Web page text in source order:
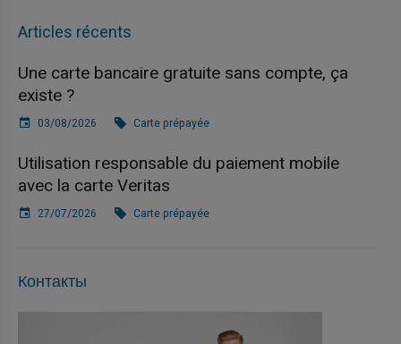
Articles récents
Une carte bancaire gratuite sans compte, ça
existe ?
03/08/2026 Carte prépayée
Utilisation responsable du paiement mobile
avec la carte Veritas
27/07/2026 Carte prépayée
Контакты